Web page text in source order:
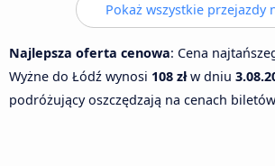
Pokaż wszystkie przejazdy
Najlepsza oferta cenowa: Cena
Wyżne do Łódź wynosi 108 złw dniu
podróżujący oszczędzają na cenach